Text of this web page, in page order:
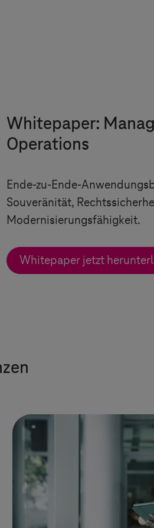
Whitepaper:
Operations
Ende-zu-Ende-
Souveränität,
Modernisierungsfähigkeit.
Whitepaper jetzt